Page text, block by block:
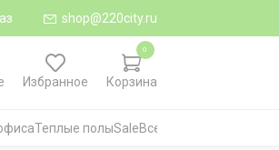
shop@220city.ru
Избранное Корзина
0
Теплые полыSaleВсе категории